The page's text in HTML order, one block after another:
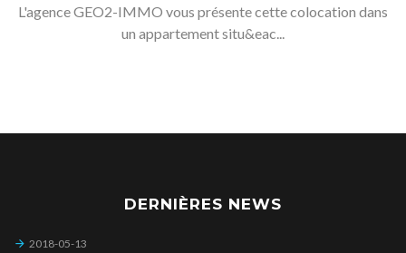
L'agence GEO2-IMMO vous présente cette colocation dans
un appartement situ&eac...
DERNIÈRES NEWS
2018-05-13